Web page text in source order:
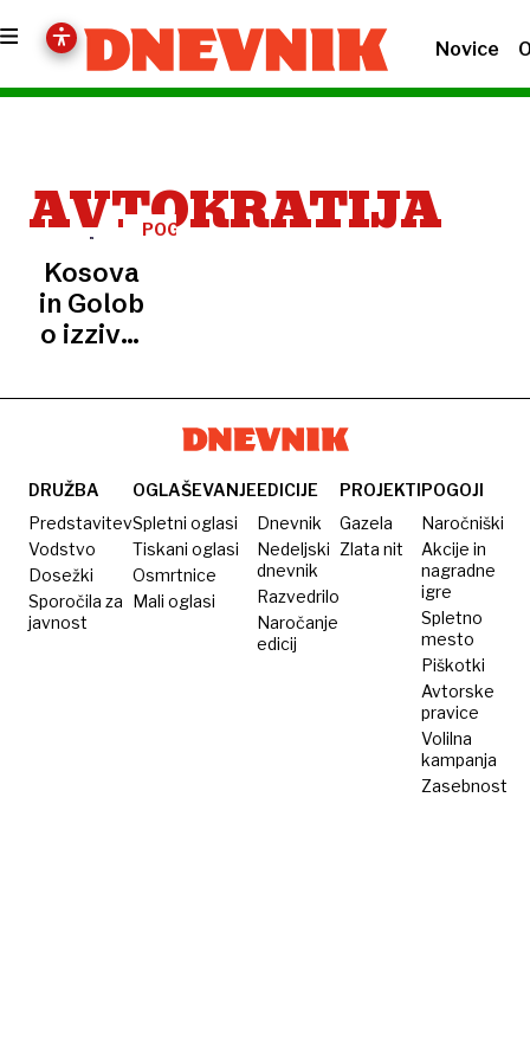
Novice
AVTOKRATIJA
POGOVOR
Kosova
in Golob
o izzivih
in
liberalnih
vrednotah
DRUŽBA
Predstavitev
Vodstvo
Dosežki
Sporočila za
javnost
OGLAŠEVANJE
Spletni oglasi
Tiskani oglasi
Osmrtnice
Mali oglasi
EDICIJE
Dnevnik
Nedeljski
dnevnik
Razvedrilo
Naročanje
edicij
PROJEKTI
Gazela
Zlata nit
POGOJI
Naročniški
Akcije in
nagradne
igre
Spletno
mesto
Piškotki
Avtorske
pravice
Volilna
kampanja
Zasebnost